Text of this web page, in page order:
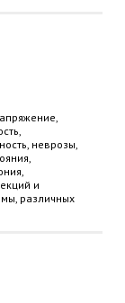
неврозы,
и
различных